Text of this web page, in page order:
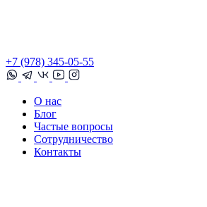
+7 (978) 345-05-55
О нас
Блог
Частые вопросы
Сотрудничество
Контакты